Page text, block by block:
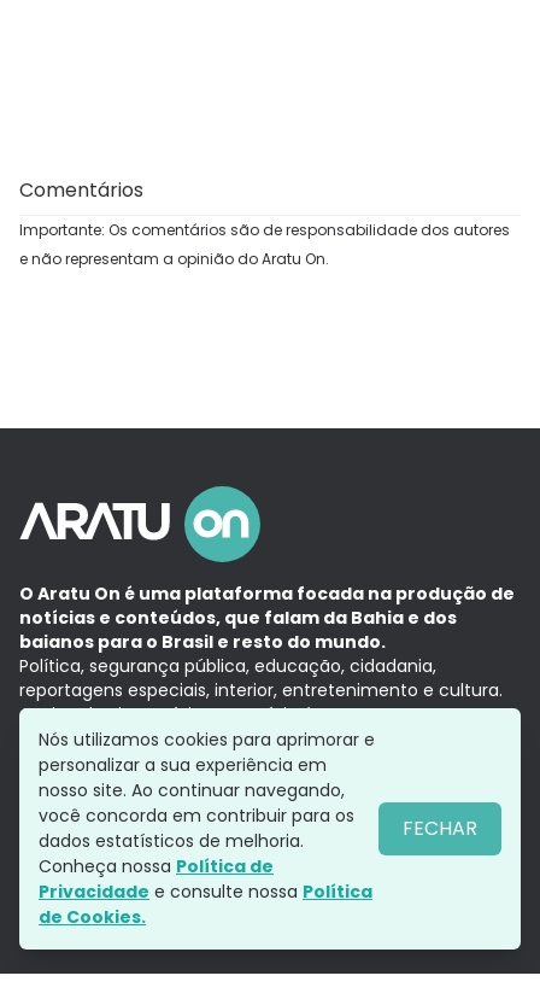
Comentários
Importante: Os comentários são de responsabilidade dos autores
e não representam a opinião do Aratu On.
O Aratu On é uma plataforma focada na produção de
notícias e conteúdos, que falam da Bahia e dos
baianos para o Brasil e resto do mundo.
Política, segurança pública, educação, cidadania,
reportagens especiais, interior, entretenimento e cultura.
Aqui, tudo vira notícia e a notícia é no tempo presente,
com a credibilidade do Grupo Aratu.
Grupo Aratu
Política de privacidade
Siga-nos
Nós utilizamos cookies para aprimorar e
personalizar a sua experiência em
nosso site. Ao continuar navegando,
você concorda em contribuir para os
dados estatísticos de melhoria.
Conheça nossa Política de
Privacidade e consulte nossa Política
de Cookies.
FECHAR